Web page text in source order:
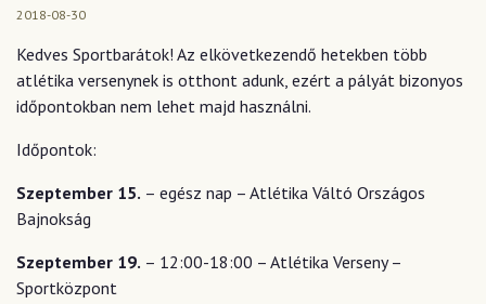
2018-08-30
Kedves Sportbarátok! Az elkövetkezendő hetekben több
atlétika versenynek is otthont adunk, ezért a pályát bizonyos
időpontokban nem lehet majd használni.
Időpontok:
Szeptember 15. – egész nap – Atlétika Váltó Országos
Bajnokság
Szeptember 19. – 12:00-18:00 – Atlétika Verseny –
Sportközpont